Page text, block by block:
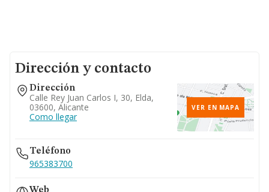
Dirección y contacto
Dirección
Calle Rey Juan Carlos I, 30, Elda,
03600, Alicante
Como llegar
VER EN MAPA
Teléfono
965383700